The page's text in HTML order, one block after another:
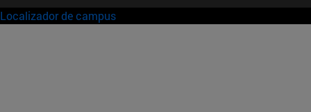
Localizador de campus